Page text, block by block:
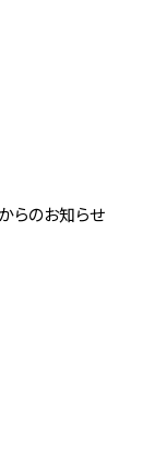
らのお知らせ